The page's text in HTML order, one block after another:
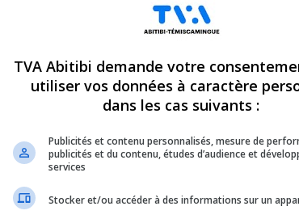
TVA Abitibi demande votre
utiliser vos données à caractère
dans les cas suivants :
Publicités et contenu personnalisés, mesure de
publicités et du contenu, études d’audience et
services
Stocker et/ou accéder à des informations sur un